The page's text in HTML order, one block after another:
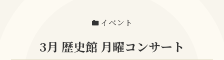
イベント
3月 歴史館 月曜コンサート